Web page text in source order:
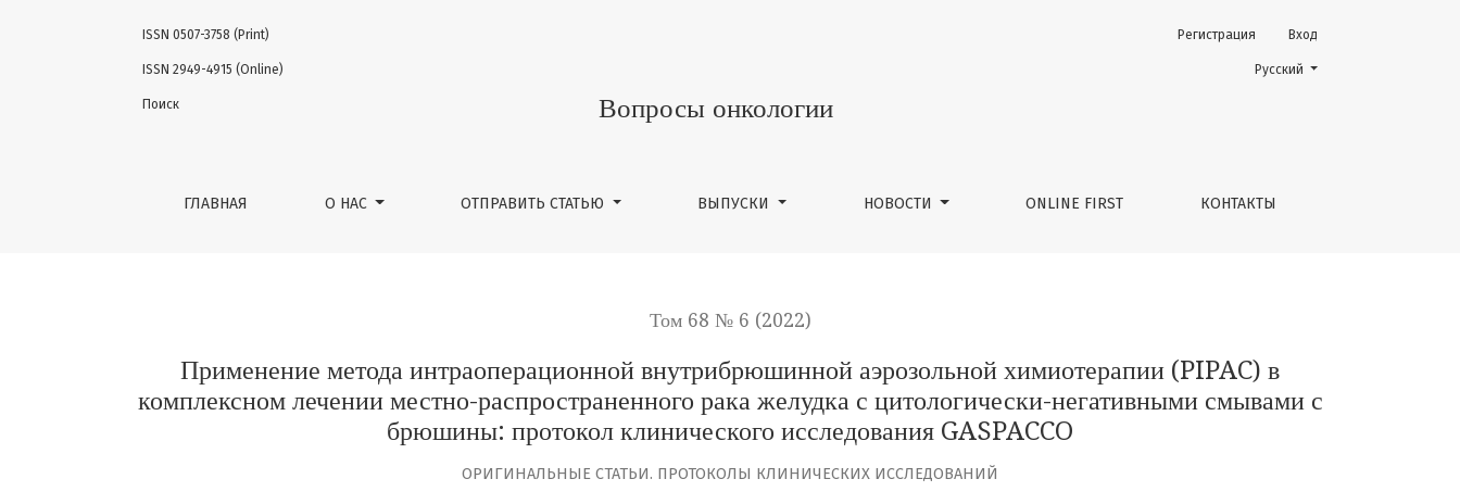
Применение метода интраоперационной внутрибрюшинной аэрозольной химиотерапии (PIPAC) в комплексном лечении местно-распространенного
Вопросы онкологии
ГЛАВНАЯ О НАС ОТПРАВИТЬ СТАТЬЮ ВЫПУСКИ НОВОСТИ ONLINE FIRST КОНТАКТЫ
Регистрация Вход
ISSN 0507-3758 (Print)
ISSN 2949-4915 (Online)
Поиск
Change the language. The
Русский
Том 68 № 6 (2022)
Применение метода интраоперационной внутрибрюшинной аэрозольной химиотерапии (PIPAC) в
комплексном лечении местно-распространенного рака желудка с цитологически-негативными смывами с
брюшины: протокол клинического исследования GASPACCO
ОРИГИНАЛЬНЫЕ СТАТЬИ. ПРОТОКОЛЫ КЛИНИЧЕСКИХ ИССЛЕДОВАНИЙ